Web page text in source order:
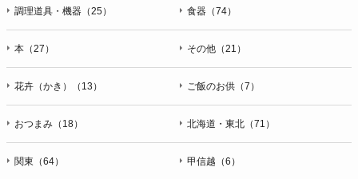
調理道具・機器（25） 食器（74）
本（27） その他（21）
花卉（かき）（13） ご飯のお供（7）
おつまみ（18） 北海道・東北（71）
関東（64） 甲信越（6）